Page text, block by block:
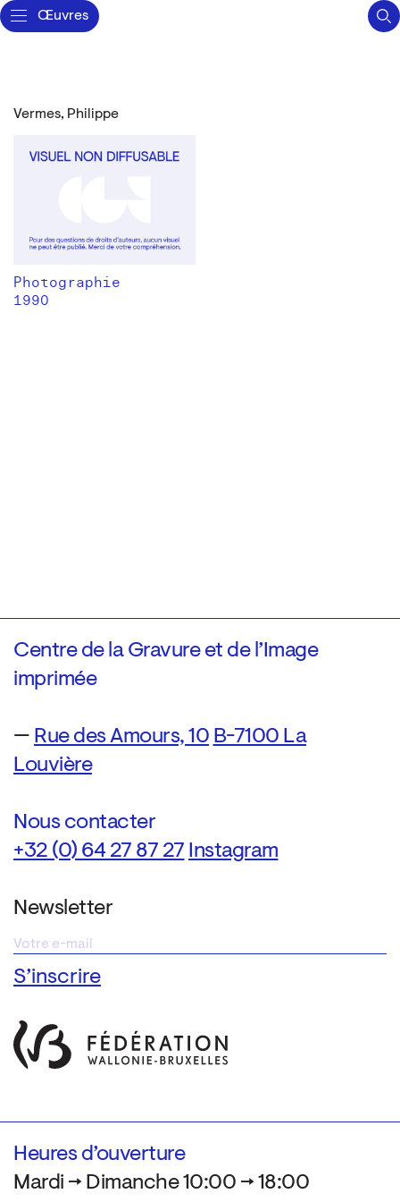
Œuvres
Vermes, Philippe
Photographie
1990
Centre de la Gravure et de l’Image
imprimée
— Rue des Amours, 10 B-7100 La
Louvière
Nous contacter
+32 (0) 64 27 87 27 Instagram
Newsletter
Heures d’ouverture
Mardi → Dimanche 10:00 → 18:00